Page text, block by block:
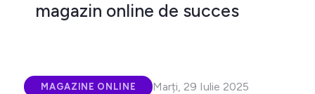
magazin online de succes
MAGAZINE ONLINE Marți, 29 Iulie 2025